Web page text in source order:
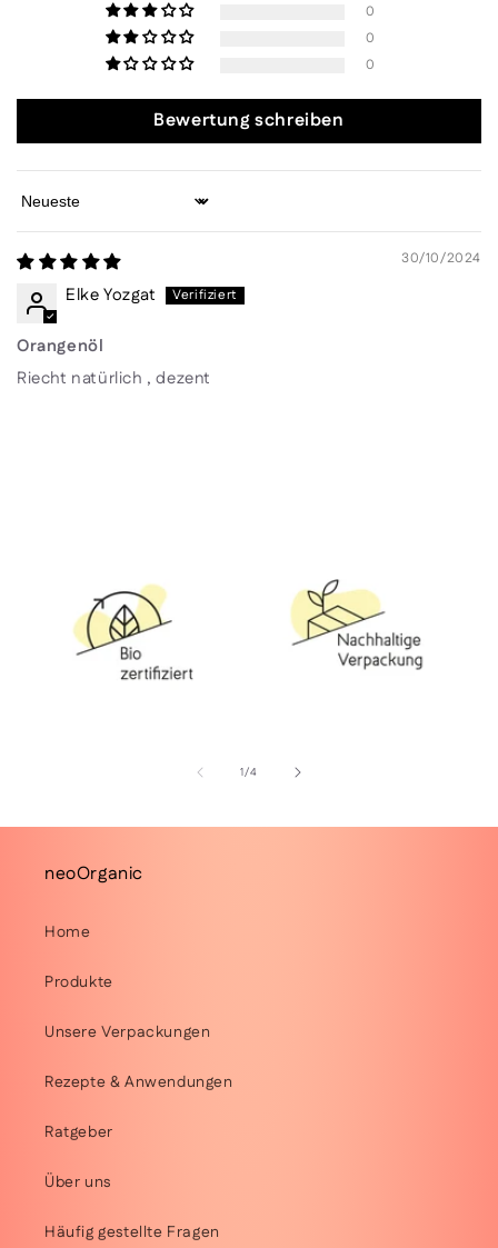
0
0
0
Bewertung schreiben
Sort by
30/10/2024
Elke Yozgat
Orangenöl
Riecht natürlich , dezent
1/von
4
neoOrganic
Home
Produkte
Unsere Verpackungen
Rezepte & Anwendungen
Ratgeber
Über uns
Häufig gestellte Fragen